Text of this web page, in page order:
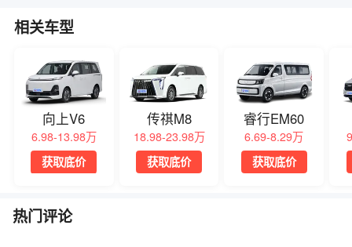
相关车型
向上V6
6.98-13.98万
获取底价
传祺M8
18.98-23.98万
获取底价
睿行EM60
6.69-8.29万
获取底价
热门评论